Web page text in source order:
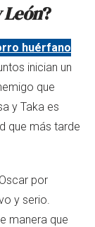
León?
huérfano
inician un
que
y Taka es
que más tarde
por
y serio.
manera que